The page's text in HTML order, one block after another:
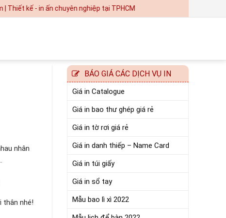
- in ấn chuyên nghiệp tại TPHCM
nhân
thân nhé!
BÁO GIÁ CÁC DỊCH VỤ IN
Giá in Catalogue
Giá in bao thư ghép giá rẻ
Giá in tờ rơi giá rẻ
Giá in danh thiếp – Name Card
Giá in túi giấy
Giá in sổ tay
Mẫu bao lì xì 2022